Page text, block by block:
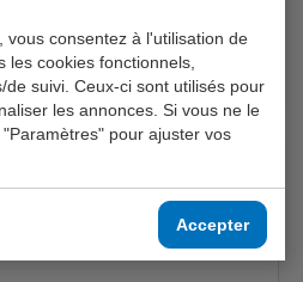
vous consentez à l'utilisation de
les cookies fonctionnels,
suivi. Ceux-ci sont utilisés pour
les annonces. Si vous ne le
pour ajuster vos
Accepter